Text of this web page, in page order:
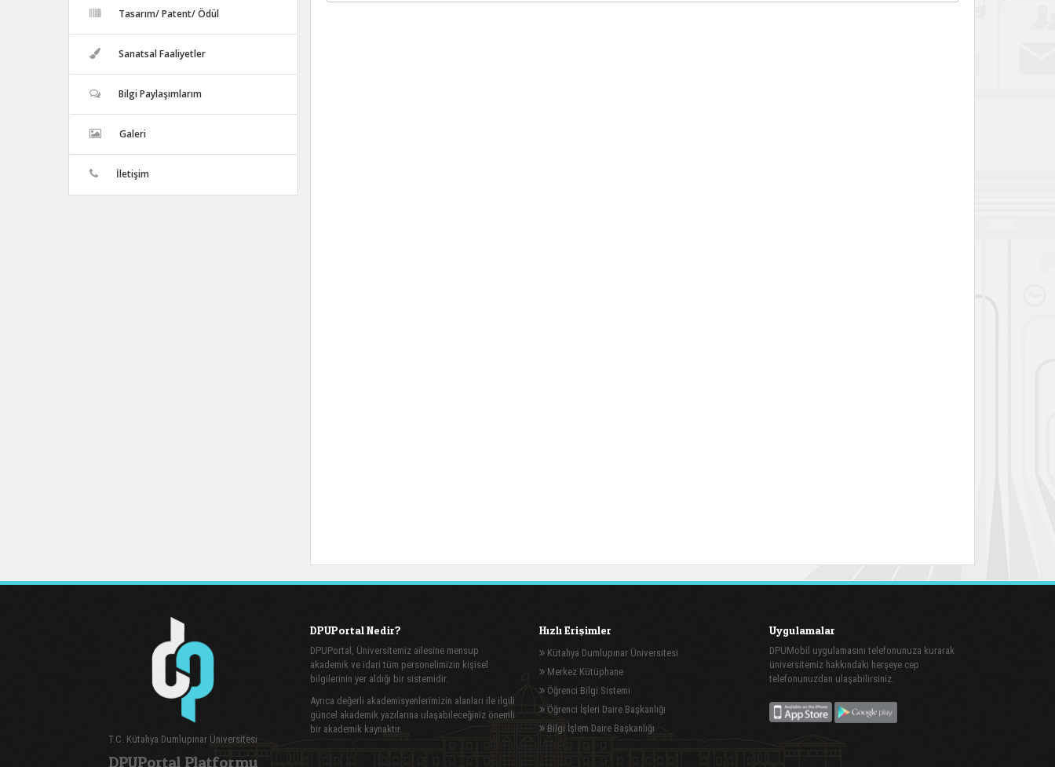
Tasarım/ Patent/ Ödül
Sanatsal Faaliyetler
Bilgi Paylaşımlarım
Galeri
İletişim
T.C. Kütahya Dumlupınar Üniversitesi
DPUPortal Platformu
DPUPortal Nedir?
DPUPortal, Üniversitemiz ailesine mensup
akademik ve idari tüm personelimizin kişisel
bilgilerinin yer aldığı bir sistemidir.
Ayrıca değerli akademisyenlerimizin alanları ile ilgili
güncel akademik yazılarına ulaşabileceğiniz önemli
bir akademik kaynaktır.
Hızlı Erişimler
Kütahya Dumlupınar Üniversitesi
Merkez Kütüphane
Öğrenci Bilgi Sistemi
Öğrenci İşleri Daire Başkanlığı
Bilgi İşlem Daire Başkanlığı
Uygulamalar
DPUMobil uygulamasını telefonunuza kurarak
üniversitemiz hakkındaki herşeye cep
telefonunuzdan ulaşabilirsiniz.